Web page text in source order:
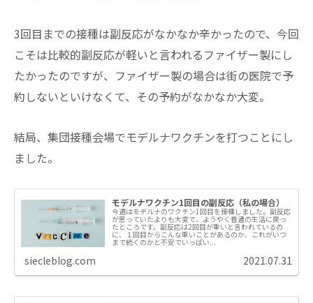
3回目までの接種は副反応がなかなか辛かったので、今回
こそは比較的副反応が軽いと言われるファイザー製にし
たかったのですが、ファイザー製の場合は街の医院で予
約しないといけなくて、その予約がなかなか大変。
結局、集団接種会場でモデルナワクチンを打つことにし
ました。
モデルナワクチン1回目の副反応（私の場合）
今週はモデルナのワクチン1回目を接種しました。副反応
が思っていたよりも大変で、ようやく普通の生活に戻っ
たところです。副反応は2回目が重いと言われているの
に、１回目からこんな重いことがあるのか、これがいつ
まで続くのかと不安でいっぱい...
siecleblog.com 2021.07.31